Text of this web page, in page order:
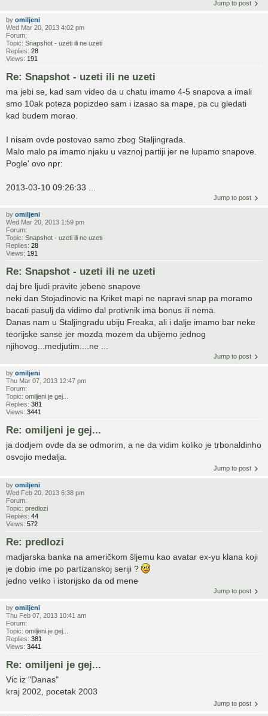
Jump to post
by omiljeni
Wed Mar 20, 2013 4:02 pm
Forum:
Topic: Snapshot - uzeti ili ne uzeti
Replies: 28
Views: 191
Re: Snapshot - uzeti ili ne uzeti
ma jebi se, kad sam video da u chatu imamo 4-5 snapova a imali
smo 10ak poteza popizdeo sam i izasao sa mape, pa cu gledati
kad budem morao.
I nisam ovde postovao samo zbog Staljingrada.
Malo malo pa imamo njaku u vaznoj partiji jer ne lupamo snapove.
Pogle' ovo npr:
2013-03-10 09:26:33 ...
Jump to post
by omiljeni
Wed Mar 20, 2013 1:59 pm
Forum:
Topic: Snapshot - uzeti ili ne uzeti
Replies: 28
Views: 191
Re: Snapshot - uzeti ili ne uzeti
daj bre ljudi pravite jebene snapove
neki dan Stojadinovic na Kriket mapi ne napravi snap pa moramo
bacati pasulj da vidimo dal protivnik ima bonus ili nema.
Danas nam u Staljingradu ubiju Freaka, ali i dalje imamo bar neke
teorijske sanse jer mozda mozem da ubijemo jednog
njihovog...medjutim....ne ...
Jump to post
by omiljeni
Thu Mar 07, 2013 12:47 pm
Forum:
Topic: omiljeni je gej...
Replies: 381
Views: 3441
Re: omiljeni je gej...
ja dodjem ovde da se odmorim, a ne da vidim koliko je trbonaldinho
osvojio medalja.
Jump to post
by omiljeni
Wed Feb 20, 2013 6:38 pm
Forum:
Topic: predlozi
Replies: 44
Views: 572
Re: predlozi
madjarska banka na američkom šljemu kao avatar ex-yu klana koji
je dobio ime po partizanskoj seriji ?
jedno veliko i istorijsko da od mene
Jump to post
by omiljeni
Thu Feb 07, 2013 10:41 am
Forum:
Topic: omiljeni je gej...
Replies: 381
Views: 3441
Re: omiljeni je gej...
Vic iz "Danas"
kraj 2002, pocetak 2003
Jump to post